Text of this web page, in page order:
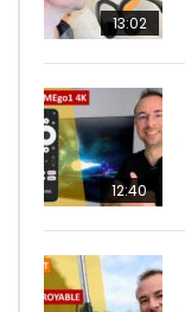
13:02
12:40